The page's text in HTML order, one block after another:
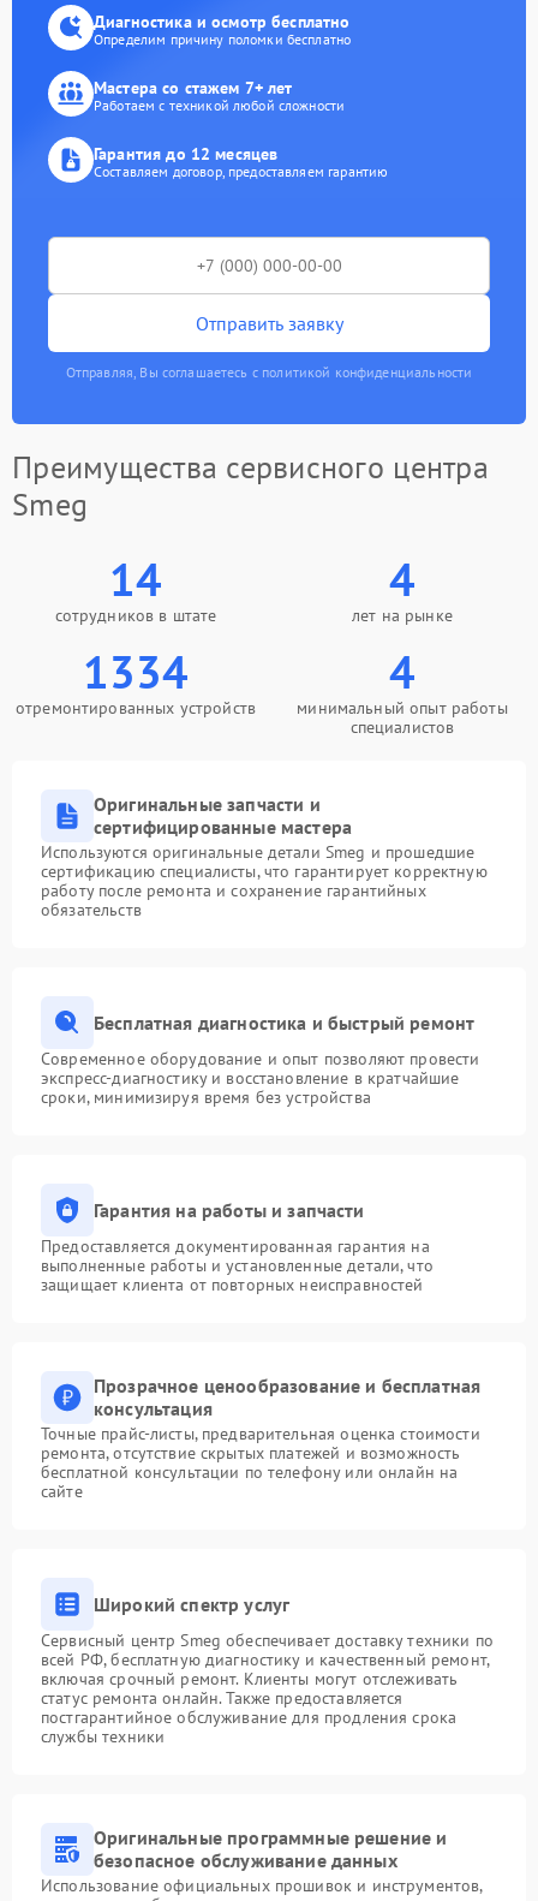
Диагностика и осмотр бесплатно
Определим причину поломки бесплатно
Мастера со стажем 7+ лет
Работаем с техникой любой сложности
Гарантия до 12 месяцев
Составляем договор, предоставляем гарантию
Отправить заявку
Отправляя, Вы соглашаетесь с политикой конфиденциальности
Преимущества сервисного центра
Smeg
14
сотрудников в штате
4
лет на рынке
1334
отремонтированных устройств
4
минимальный опыт работы
специалистов
Оригинальные запчасти и
сертифицированные мастера
Используются оригинальные детали Smeg и прошедшие
сертификацию специалисты, что гарантирует корректную
работу после ремонта и сохранение гарантийных
обязательств
Бесплатная диагностика и быстрый ремонт
Современное оборудование и опыт позволяют провести
экспресс-диагностику и восстановление в кратчайшие
сроки, минимизируя время без устройства
Гарантия на работы и запчасти
Предоставляется документированная гарантия на
выполненные работы и установленные детали, что
защищает клиента от повторных неисправностей
Прозрачное ценообразование и бесплатная
консультация
Точные прайс-листы, предварительная оценка стоимости
ремонта, отсутствие скрытых платежей и возможность
бесплатной консультации по телефону или онлайн на
сайте
Широкий спектр услуг
Сервисный центр Smeg обеспечивает доставку техники по
всей РФ, бесплатную диагностику и качественный ремонт,
включая срочный ремонт. Клиенты могут отслеживать
статус ремонта онлайн. Также предоставляется
постгарантийное обслуживание для продления срока
службы техники
Оригинальные программные решение и
безопасное обслуживание данных
Использование официальных прошивок и инструментов,